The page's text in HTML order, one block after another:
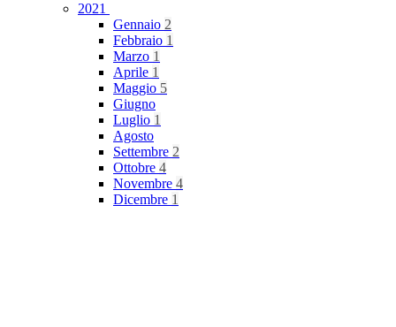
2021
Gennaio 2
Febbraio 1
Marzo 1
Aprile 1
Maggio 5
Giugno
Luglio 1
Agosto
Settembre 2
Ottobre 4
Novembre 4
Dicembre 1